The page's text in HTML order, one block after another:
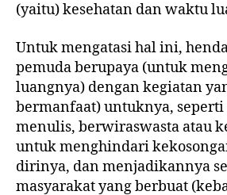
(yaitu) kesehatan dan waktu
Untuk mengatasi hal ini,
pemuda berupaya (untuk
luangnya) dengan kegiatan
bermanfaat) untuknya, seperti
menulis, berwiraswasta atau
untuk menghindari
dirinya, dan menjadikannya
masyarakat yang berbuat